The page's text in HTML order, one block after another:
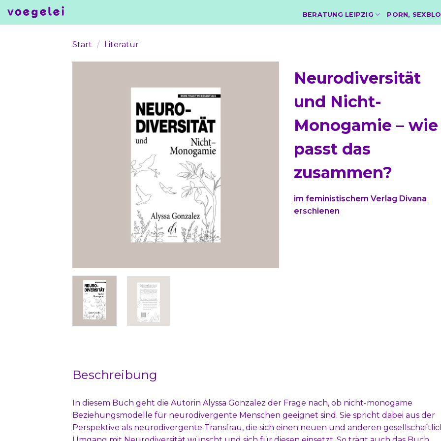
BERATUNG LEIPZIG PORN,
Start / Literatur
Neurodiversität
und Nicht-
Monogamie – wie
passt das
zusammen?
im feministischem Verlag Divana
erschienen
Beschreibung
In diesem Buch geht die Autorin Alyssa Gonzalez der Frage nach, ob nicht-monogame
Beziehungsmodelle für neurodivergente Menschen geeignet sind. Sie spricht dabei aus der
Perspektive als neurodivergente Transfrau, die sich einen neuen und anderen